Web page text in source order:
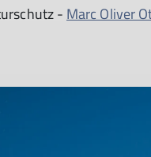
- Marc Oliver